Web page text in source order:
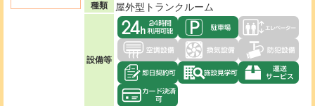
種類 屋外型トランクルーム
設備等